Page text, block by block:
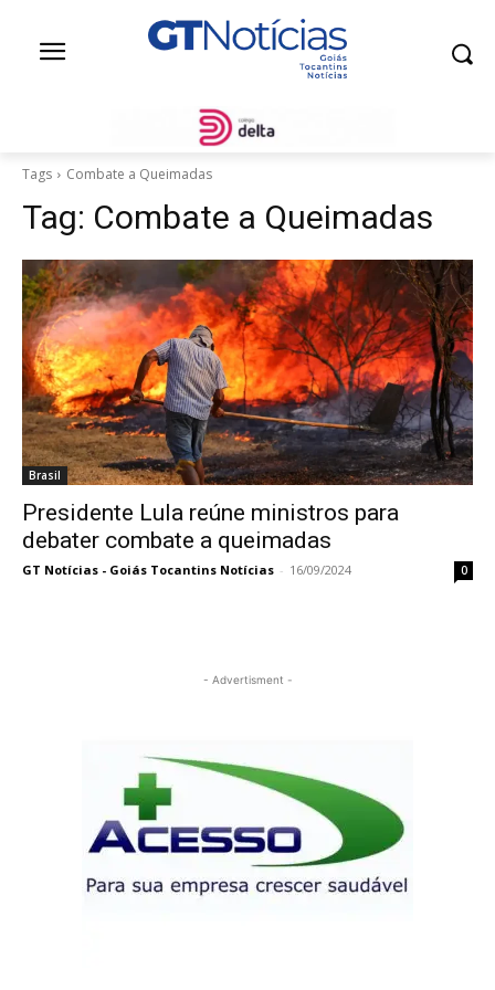
Tags Combate a Queimadas
Tag: Combate a Queimadas
Brasil
Presidente Lula reúne ministros para
debater combate a queimadas
GT Notícias - Goiás Tocantins Notícias - 16/09/2024 0
- Advertisment -